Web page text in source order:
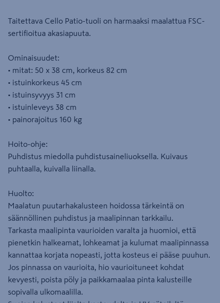
Taitettava Cello Patio-tuoli on harmaaksi maalattua FSC-
sertifioitua akasiapuuta.
Ominaisuudet:
• mitat: 50 x 38 cm, korkeus 82 cm
• istuinkorkeus 45 cm
• istuinsyvyys 31 cm
• istuinleveys 38 cm
• painorajoitus 160 kg
Hoito-ohje:
Puhdistus miedolla puhdistusaineliuoksella. Kuivaus
puhtaalla, kuivalla liinalla.
Huolto:
Maalatun puutarhakalusteen hoidossa tärkeintä on
säännöllinen puhdistus ja maalipinnan tarkkailu.
Tarkasta maalipinta vaurioiden varalta ja huomioi, että
pienetkin halkeamat, lohkeamat ja kulumat maalipinnassa
kannattaa korjata nopeasti, jotta kosteus ei pääse puuhun.
Jos pinnassa on vaurioita, hio vaurioituneet kohdat
kevyesti, poista pöly ja paikkamaalaa pinta kalusteille
sopivalla ulkomaalilla.